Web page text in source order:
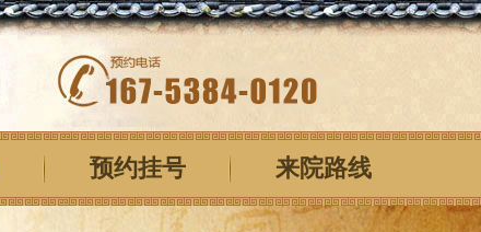
预约挂号 来院路线